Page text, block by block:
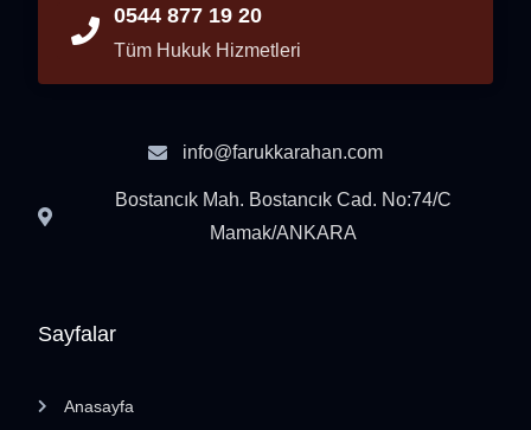
Sayfalar
Anasayfa
0544 877 19 20
Tüm Hukuk Hizmetleri
info@farukkarahan.com
Bostancık Mah. Bostancık Cad. No:74/C
Mamak/ANKARA